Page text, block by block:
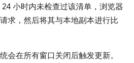
小时内未检查过该清单，浏览器
求，然后将其与本地副本进行比
统会在所有窗口关闭后触发更新。